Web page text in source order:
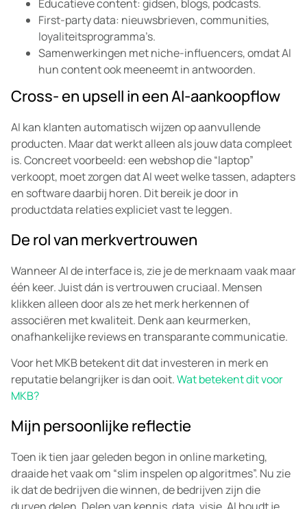
Educatieve content: gidsen, blogs, podcasts.
First-party data: nieuwsbrieven, communities,
loyaliteitsprogramma’s.
Samenwerkingen met niche-influencers, omdat AI
hun content ook meeneemt in antwoorden.
Cross- en upsell in een AI-aankoopflow
AI kan klanten automatisch wijzen op aanvullende
producten. Maar dat werkt alleen als jouw data compleet
is. Concreet voorbeeld: een webshop die “laptop”
verkoopt, moet zorgen dat AI weet welke tassen, adapters
en software daarbij horen. Dit bereik je door in
productdata relaties expliciet vast te leggen.
De rol van merkvertrouwen
Wanneer AI de interface is, zie je de merknaam vaak maar
één keer. Juist dán is vertrouwen cruciaal. Mensen
klikken alleen door als ze het merk herkennen of
associëren met kwaliteit. Denk aan keurmerken,
onafhankelijke reviews en transparante communicatie.
Voor het MKB betekent dit dat investeren in merk en
reputatie belangrijker is dan ooit.Wat betekent dit voor
MKB?
Mijn persoonlijke reflectie
Toen ik tien jaar geleden begon in online marketing,
draaide het vaak om “slim inspelen op algoritmes”. Nu zie
ik dat de bedrijven die winnen, de bedrijven zijn die
durven delen. Delen van kennis, data, visie. AI houdt je